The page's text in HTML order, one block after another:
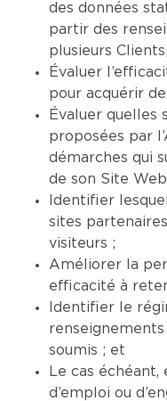
des données
partir des
plusieurs Clients;
Évaluer
pour acquérir
Évaluer quelles
proposées par
démarches qui
de son Site
Identifier
sites
visiteurs ;
Améliorer la
efficacité à
Identifier le
soumis ; et
Le cas
d’emploi ou